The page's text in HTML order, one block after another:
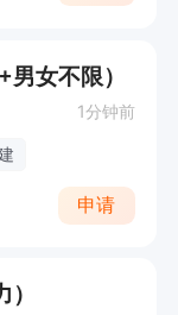
女不限）
1分钟前
申请